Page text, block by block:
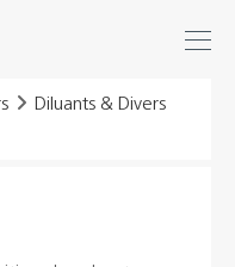
Diluants & Divers